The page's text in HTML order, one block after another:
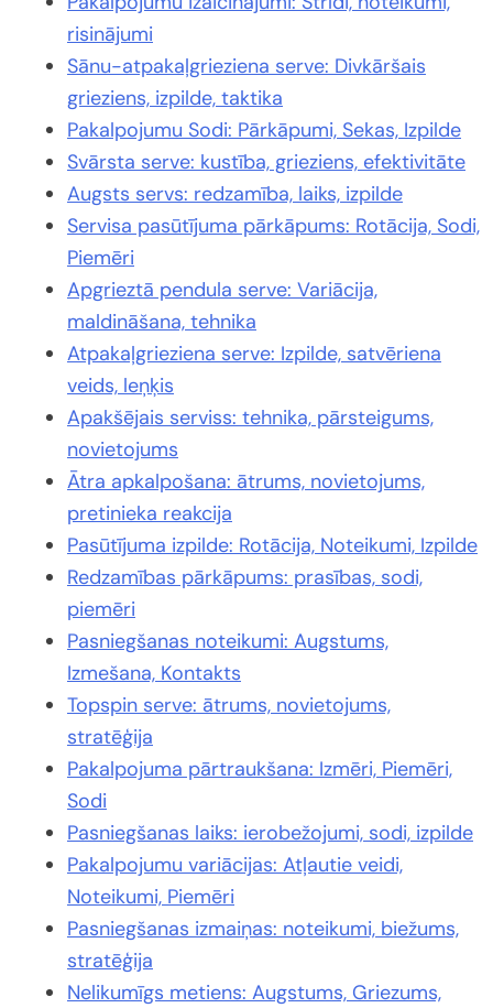
risinājumi
Sānu-atpakaļgrieziena serve: Divkāršais
grieziens, izpilde, taktika
Pakalpojumu Sodi: Pārkāpumi, Sekas, Izpilde
Svārsta serve: kustība, grieziens, efektivitāte
Augsts servs: redzamība, laiks, izpilde
Servisa pasūtījuma pārkāpums: Rotācija, Sodi,
Piemēri
Apgrieztā pendula serve: Variācija,
maldināšana, tehnika
Atpakaļgrieziena serve: Izpilde, satvēriena
veids, leņķis
Apakšējais serviss: tehnika, pārsteigums,
novietojums
Ātra apkalpošana: ātrums, novietojums,
pretinieka reakcija
Pasūtījuma izpilde: Rotācija, Noteikumi, Izpilde
Redzamības pārkāpums: prasības, sodi,
piemēri
Pasniegšanas noteikumi: Augstums,
Izmešana, Kontakts
Topspin serve: ātrums, novietojums,
stratēģija
Pakalpojuma pārtraukšana: Izmēri, Piemēri,
Sodi
Pasniegšanas laiks: ierobežojumi, sodi, izpilde
Pakalpojumu variācijas: Atļautie veidi,
Noteikumi, Piemēri
Pasniegšanas izmaiņas: noteikumi, biežums,
stratēģija
Nelikumīgs metiens: Augstums, Griezums,